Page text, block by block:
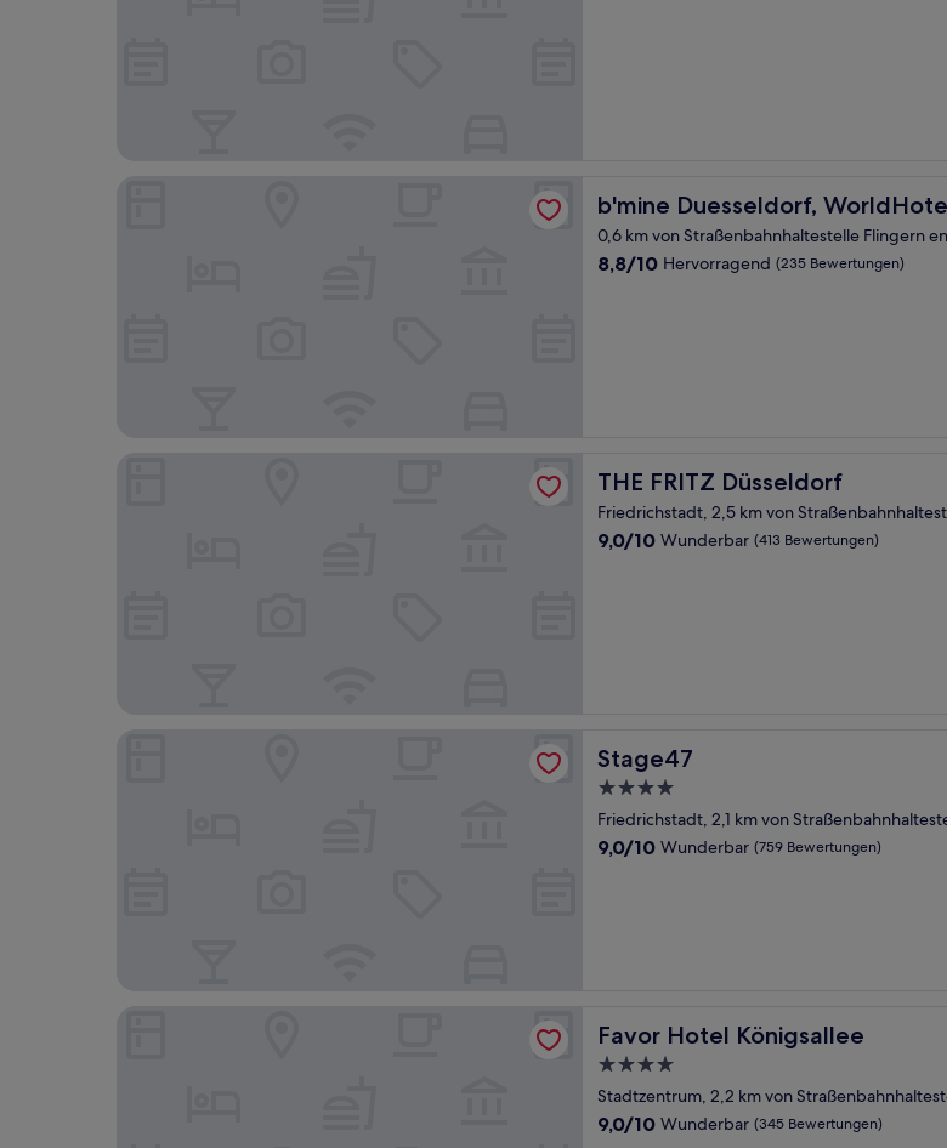
b'mine Duesseldorf,
b'mine Duesseldorf, WorldHotels
0,6 km von Straßenbahnhaltestelle Flingern
8.8
8,8/10 Hervorragend (235 Bewertungen)
THE FRITZ Düsseldorf
THE FRITZ Düsseldorf
Friedrichstadt, 2,5 km von
9.0
9,0/10 Wunderbar (413 Bewertungen)
Stage47
Stage47
4.0-
Sterne-
Unterkunft
Friedrichstadt, 2,1 km von
9.0
9,0/10 Wunderbar (759 Bewertungen)
Favor Hotel Königsallee
Favor Hotel Königsallee
4.0-
Sterne-
Unterkunft
Stadtzentrum, 2,2 km von
9.0
9,0/10 Wunderbar (345 Bewertungen)